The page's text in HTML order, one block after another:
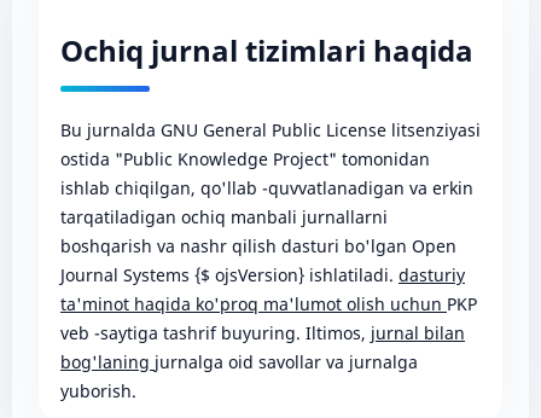
Ochiq jurnal tizimlari haqida
Bu jurnalda GNU General Public License litsenziyasi
ostida "Public Knowledge Project" tomonidan
ishlab chiqilgan, qo'llab -quvvatlanadigan va erkin
tarqatiladigan ochiq manbali jurnallarni
boshqarish va nashr qilish dasturi bo'lgan Open
Journal Systems {$ ojsVersion} ishlatiladi. dasturiy
ta'minot haqida ko'proq ma'lumot olish uchun PKP
veb -saytiga tashrif buyuring. Iltimos, jurnal bilan
bog'laning jurnalga oid savollar va jurnalga
yuborish.